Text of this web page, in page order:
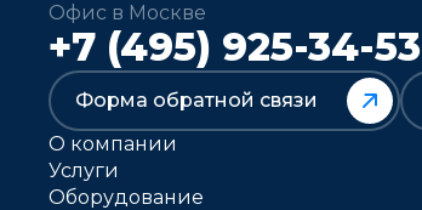
Офис в Москве
+7 (495) 925-34-53
Форма обратной связи
О компании
Услуги
Оборудование